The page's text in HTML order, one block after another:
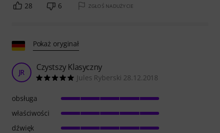
28 6 ZGŁOŚ NADUŻYCIE
Pokaż oryginał
JR Czystszy Klasyczny
Jules Ryberski 28.12.2018
obsługa
właściwości
dźwięk